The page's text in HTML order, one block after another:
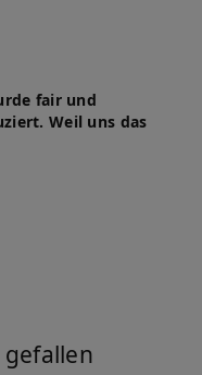
fair und
Weil uns das